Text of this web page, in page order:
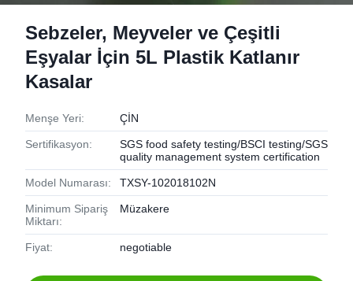
Sebzeler, Meyveler ve Çeşitli
Eşyalar İçin 5L Plastik Katlanır
Kasalar
Menşe Yeri: ÇİN
Sertifikasyon:
SGS food safety testing/BSCI testing/SGS
quality management system certification
Model Numarası: TXSY-102018102N
Minimum Sipariş
Miktarı:
Müzakere
Fiyat: negotiable